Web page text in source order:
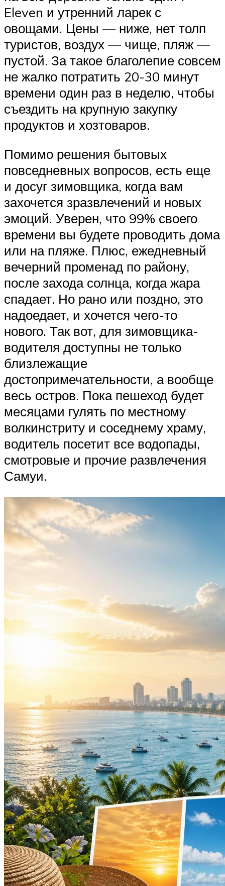
Eleven и утренний ларек с
овощами. Цены — ниже, нет толп
туристов, воздух — чище, пляж —
пустой. За такое благолепие совсем
не жалко потратить 20-30 минут
времени один раз в неделю, чтобы
съездить на крупную закупку
продуктов и хозтоваров.
Помимо решения бытовых
повседневных вопросов, есть еще
и досуг зимовщика, когда вам
захочется зразвлечений и новых
эмоций. Уверен, что 99% своего
времени вы будете проводить дома
или на пляже. Плюс, ежедневный
вечерний променад по району,
после захода солнца, когда жара
спадает. Но рано или поздно, это
надоедает, и хочется чего-то
нового. Так вот, для зимовщика-
водителя доступны не только
близлежащие
достопримечательности, а вообще
весь остров. Пока пешеход будет
месяцами гулять по местному
волкинстриту и соседнему храму,
водитель посетит все водопады,
смотровые и прочие развлечения
Самуи.